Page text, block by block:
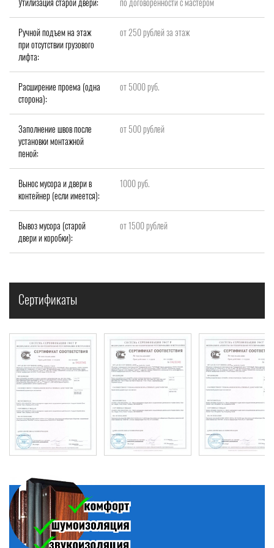
Ручной подъем на этаж
при отсутствии грузового
лифта:
от 250 рублей за этаж
Расширение проема (одна
сторона):
от 5000 руб.
Заполнение швов после
установки монтажной
пеной:
от 500 рублей
Вынос мусора и двери в
контейнер (если имеется):
1000 руб.
Вывоз мусора (старой
двери и коробки):
от 1500 рублей
Сертификаты